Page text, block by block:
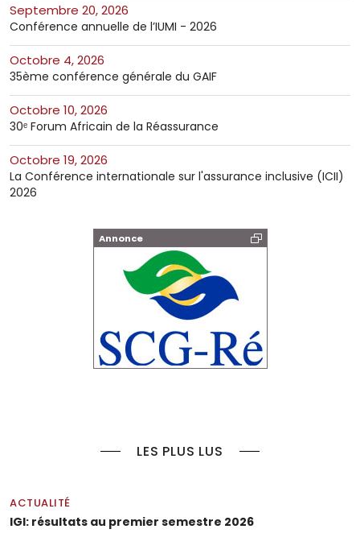
septembre 20, 2026
Conférence annuelle de l’IUMI - 2026
octobre 4, 2026
35ème conférence générale du GAIF
octobre 10, 2026
30ᵉ Forum Africain de la Réassurance
octobre 19, 2026
La Conférence internationale sur l'assurance inclusive (ICII)
2026
Annonce
LES PLUS LUS
ACTUALITÉ
IGI: résultats au premier semestre 2026